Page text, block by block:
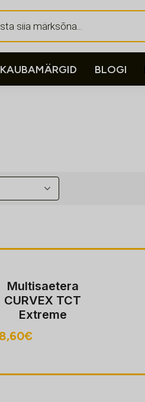
KAUBAMÄRGID BLOGI
Multisaetera
CURVEX BIM
35/117mm,
9,00